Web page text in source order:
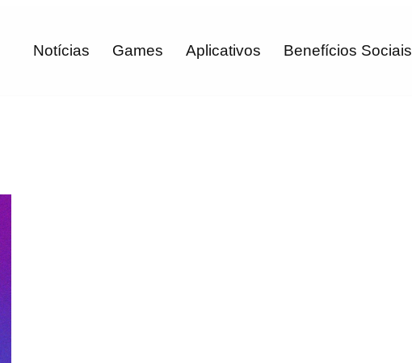
Notícias Games Aplicativos Benefícios Sociais